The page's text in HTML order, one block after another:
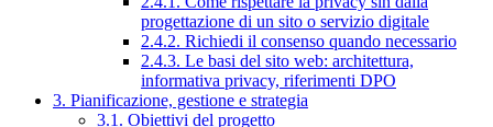
progettazione di un sito o servizio digitale
2.4.2. Richiedi il consenso quando necessario
2.4.3. Le basi del sito web: architettura,
informativa privacy, riferimenti DPO
3. Pianificazione, gestione e strategia
3.1. Obiettivi del progetto